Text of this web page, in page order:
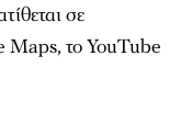
σε
Maps, το YouTube